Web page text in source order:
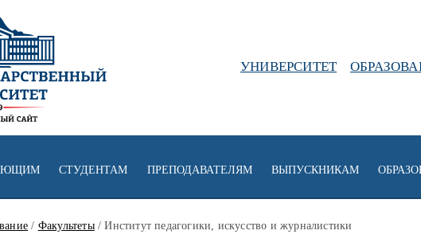
УНИВЕРСИТЕТ
СТУДЕНТАМ ПРЕПОДАВАТЕЛЯМ ВЫПУСКНИКАМ
/ Факультеты/ Институт педагогики, искусство и журналистики